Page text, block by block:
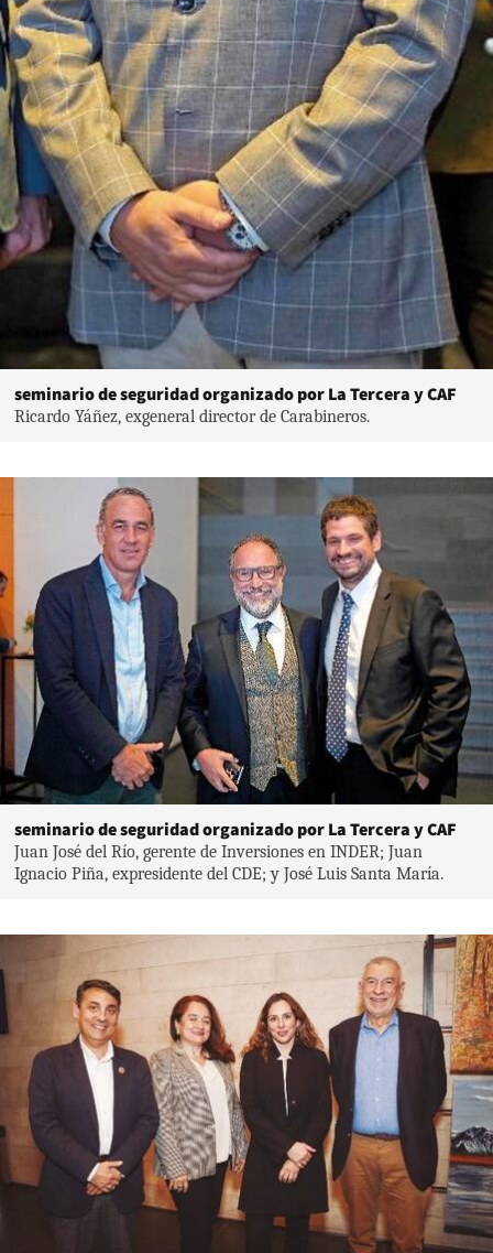
seminario de seguridad organizado por La Tercera y CAF
Ricardo Yáñez, exgeneral director de Carabineros.
seminario de seguridad organizado por La Tercera y CAF
Juan José del Río, gerente de Inversiones en INDER; Juan
Ignacio Piña, expresidente del CDE; y José Luis Santa María.